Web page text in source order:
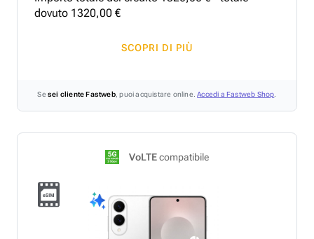
dovuto 1320,00 €
SCOPRI DI PIÙ
Sesei cliente Fastweb, puoi acquistare online.Accedi a Fastweb Shop
VoLTEcompatibile